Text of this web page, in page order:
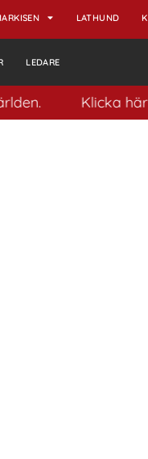
LATHUND
LEDARE
Klicka här för